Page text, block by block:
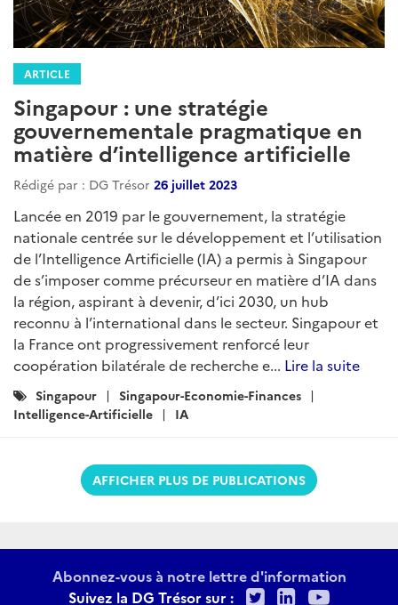
ARTICLE
Singapour : une stratégie
gouvernementale pragmatique en
matière d’intelligence artificielle
Rédigé par : DG Trésor 26 juillet 2023
Lancée en 2019 par le gouvernement, la stratégie
nationale centrée sur le développement et l’utilisation
de l’Intelligence Artificielle (IA) a permis à Singapour
de s’imposer comme précurseur en matière d’IA dans
la région, aspirant à devenir, d’ici 2030, un hub
reconnu à l’international dans le secteur. Singapour et
la France ont progressivement renforcé leur
coopération bilatérale de recherche e... Lire la suite
Catégories
:
Singapour
Singapour-Economie-Finances
Intelligence-Artificielle
IA
AFFICHER PLUS DE PUBLICATIONS
Abonnez-vous à notre lettre d'information
Suivez la DG Trésor sur :
TwitterLinkedIn